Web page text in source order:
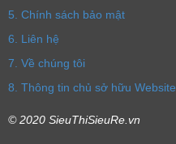
5. Chính sách bảo mật
6. Liên hệ
7. Về chúng tôi
8. Thông tin chủ sở hữu Website
© 2020 SieuThiSieuRe.vn